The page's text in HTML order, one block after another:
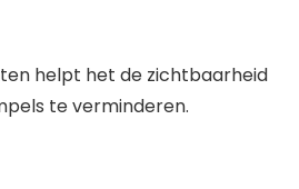
helpt het de zichtbaarheid
te verminderen.